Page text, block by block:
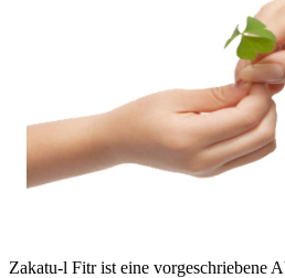
Zakatu-l Fitr ist eine vorgeschriebene